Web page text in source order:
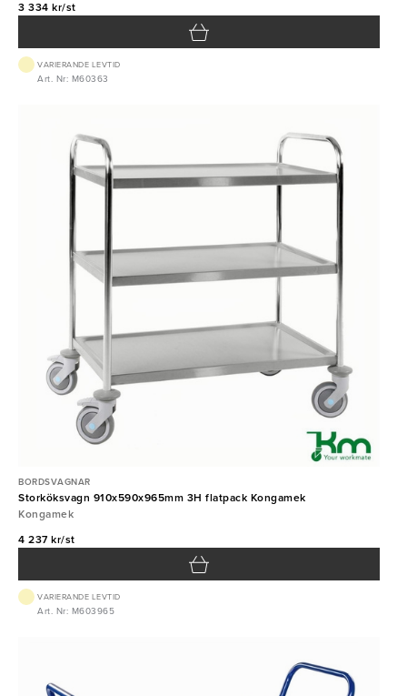
3 334 kr/st
VARIERANDE LEVTID
Art. Nr: M60363
BORDSVAGNAR
Storköksvagn 910x590x965mm 3H flatpack Kongamek
Kongamek
4 237 kr/st
VARIERANDE LEVTID
Art. Nr: M603965